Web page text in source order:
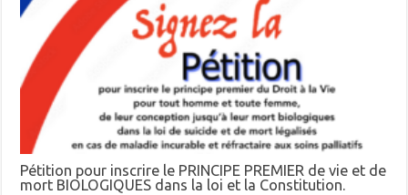
Pétition pour inscrire le PRINCIPE PREMIER de vie et de
mort BIOLOGIQUES dans la loi et la Constitution.